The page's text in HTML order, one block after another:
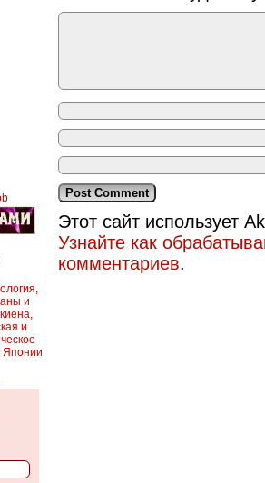
Этот сайт использует
Узнайте как
комментариев.